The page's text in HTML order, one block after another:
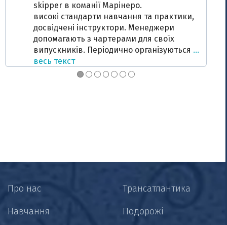
skipper в команії Марінеро.
високі стандарти навчання та практики,
досвідчені інструктори. Менеджери
допомагають з чартерами для своїх
випускників. Періодично організуються …
весь текст
●●●●●●
●
Про нас
Навчання
Трансатлантика
Подорожі